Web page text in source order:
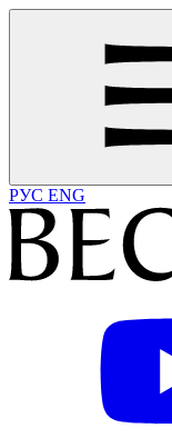
РУС ENG